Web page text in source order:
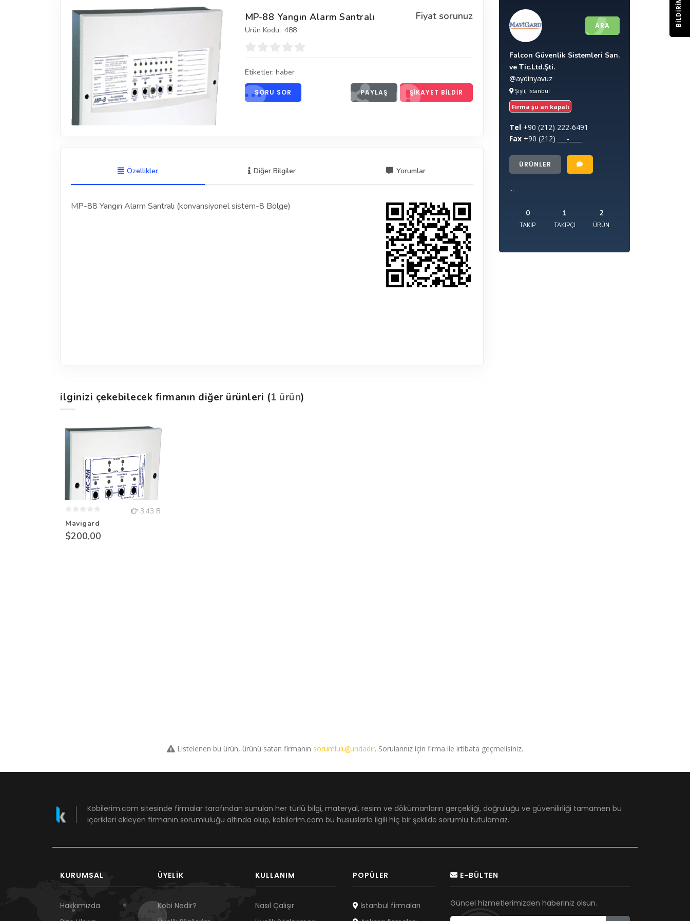
Fiyat sorunuz
MP-88 Yangın Alarm Santralı
Ürün Kodu: 488
Etiketler: haber
SORU SOR PAYLAŞ ŞIKAYET BILDIR
Özellikler Diğer Bilgiler Yorumlar
MP-88 Yangın Alarm Santralı (konvansiyonel sistem-8 Bölge)
ARA
Falcon Güvenlik Sistemleri San.
ve Tic.Ltd.Şti.
@aydinyavuz
Şişli, İstanbul
Firma şu an kapalı
Tel +90 (212) 222-6491
Fax +90 (212) ___-____
ÜRÜNLER
0
TAKIP
1
TAKIPÇI
2
ÜRÜN
ilginizi çekebilecek firmanın diğer ürünleri (1 ürün)
3.43 B
Mavigard
$200,00
Listelenen bu ürün, ürünü satan firmanın sorumluluğundadır. Sorularınız için firma ile irtibata geçmelisiniz.
Kobilerim.com sitesinde firmalar tarafından sunulan her türlü bilgi, materyal, resim ve dökümanların gerçekliği, doğruluğu ve güvenilirliği tamamen bu
içerikleri ekleyen firmanın sorumluluğu altında olup, kobilerim.com bu hususlarla ilgili hiç bir şekilde sorumlu tutulamaz.
KURUMSAL
Hakkımızda
ÜYELIK
Kobi Nedir?
KULLANIM
Nasıl Çalışır
POPÜLER
İstanbul firmaları
E-BÜLTEN
Güncel hizmetlerimizden haberiniz olsun.
BILDIRIM